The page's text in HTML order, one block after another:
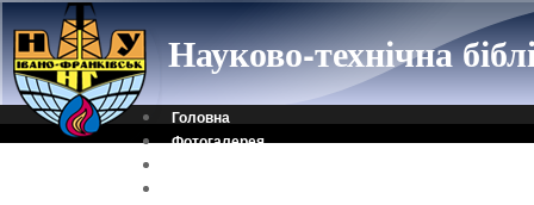
Науково-технічна
Головна
Фотогалерея